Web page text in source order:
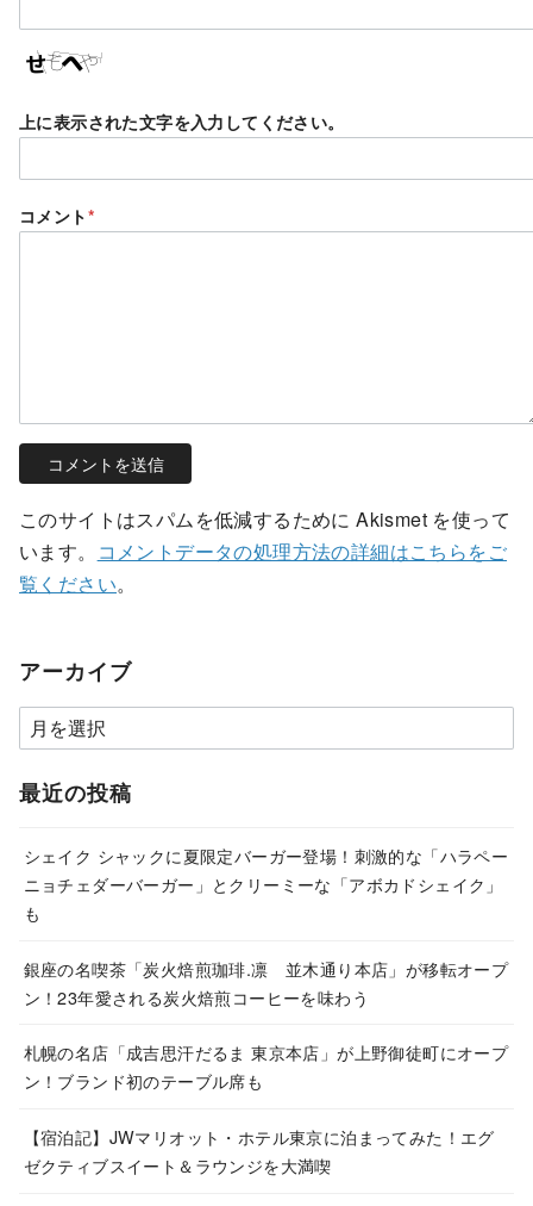
上に表示された文字を入力してください。
コメント*
このサイトはスパムを低減するために Akismet を使って
います。
コメントデータの処理方法の詳細はこちらをご
覧ください。
アーカイブ
ア
ー
カ
ブ
最近の投稿
シェイク シャックに夏限定バーガー登場！刺激的な「ハラペー
ニョチェダーバーガー」とクリーミーな「アボカドシェイク」
も
銀座の名喫茶「炭火焙煎珈琲.凛 並木通り本店」が移転オープ
ン！23年愛される炭火焙煎コーヒーを味わう
札幌の名店「成吉思汗だるま 東京本店」が上野御徒町にオープ
ン！ブランド初のテーブル席も
【宿泊記】JWマリオット・ホテル東京に泊まってみた！エグ
ゼクティブスイート＆ラウンジを大満喫